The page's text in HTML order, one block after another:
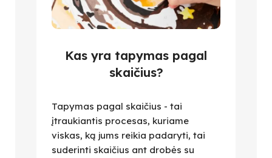
Kas yra tapymas pagal
skaičius?
Tapymas pagal skaičius - tai
įtraukiantis procesas, kuriame
viskas, ką jums reikia padaryti, tai
suderinti skaičius ant drobės su